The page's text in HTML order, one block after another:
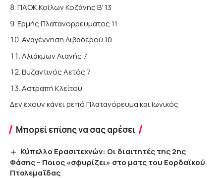
ΠΑΟΚ Κοίλων Κοζάνης Β’ 13
Ερμής Πλατανορρεύματος 11
Αναγέννηση Λιβαδερού 10
Aλιάκμων Αιανής 7
Βυζαντινός Αετός 7
Αστραπή Κλείτου
Δεν έχουν κάνει ρεπό Πλατανόρευμα και Ιωνικός
Μπορεί επίσης να σας αρέσει
Κύπελλο Ερασιτεχνών: Οι διαιτητές της 2ης
Φάσης – Ποιος «σφυρίζει» στο ματς του Εορδαϊκού
Πτολεμαΐδας